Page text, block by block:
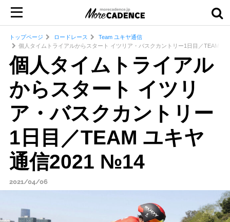
トップページ ロードレース
Team ユキヤ通信
個人タイムトライアルからスタート イツリア・バスクカントリー1日目／TEAM
個人タイムトライアル
からスタート イツリ
ア・バスクカントリー
1日目／TEAM ユキヤ
通信2021 №14
2021/04/06